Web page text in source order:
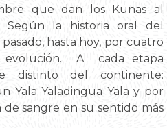
que dan los Kunas al
la historia oral del
hasta hoy, por cuatro
evolución. A cada etapa
distinto del continente:
Yala Yaladingua Yala y por
de sangre en su sentido más